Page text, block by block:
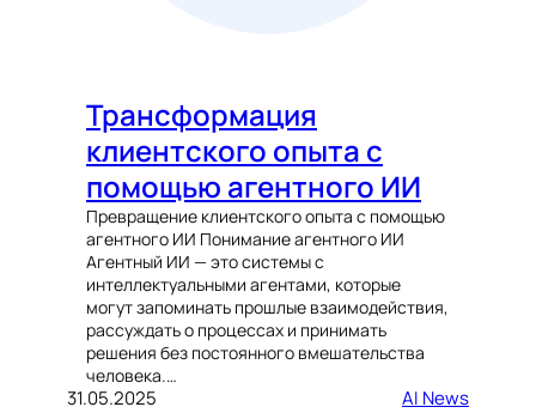
Трансформация
клиентского опыта с
помощью агентного ИИ
Превращение клиентского опыта с помощью
агентного ИИ Понимание агентного ИИ
Агентный ИИ — это системы с
интеллектуальными агентами, которые
могут запоминать прошлые взаимодействия,
рассуждать о процессах и принимать
решения без постоянного вмешательства
человека.…
31.05.2025 AI News